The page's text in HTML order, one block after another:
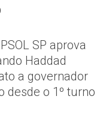
SP aprova
Haddad
a governador
desde o 1º turno